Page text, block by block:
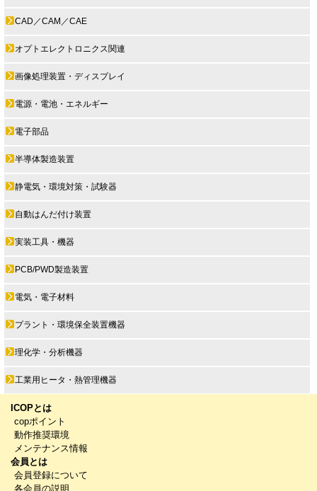
CAD／CAM／CAE
オプトエレクトロニクス関連
画像処理装置・ディスプレイ
電源・電池・エネルギー
電子部品
半導体製造装置
静電気・環境対策・試験器
自動はんだ付け装置
実装工具・機器
PCB/PWD製造装置
電気・電子材料
プラント・環境保全装置機器
理化学・分析機器
工業用ヒータ・熱管理機器
ICOPとは
copポイント
動作推奨環境
メンテナンス情報
会員とは
会員登録について
各会員の説明